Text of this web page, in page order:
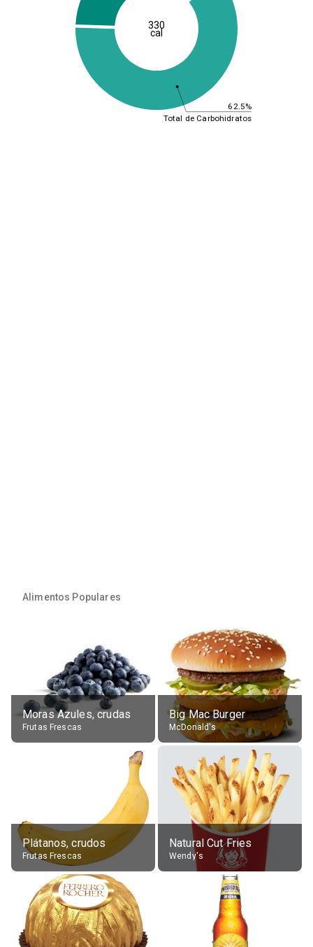
62.5%
Total de Carbohidratos
330
cal
Alimentos Populares
Moras Azules, crudas
Frutas Frescas
Big Mac Burger
McDonald's
Plátanos, crudos
Frutas Frescas
Natural Cut Fries
Wendy's